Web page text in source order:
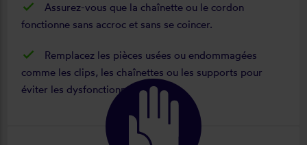
Assurez-vous que la chaînette ou le cordon
fonctionne sans accroc et sans se coincer.
Remplacez les pièces usées ou endommagées
comme les clips, les chaînettes ou les supports pour
éviter les dysfonctionnements.